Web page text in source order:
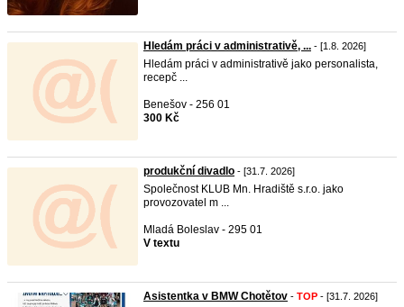
Hledám práci v administrativě, ... - [1.8. 2026]
Hledám práci v administrativě jako personalista,
recepč ...
Benešov - 256 01
300 Kč
produkční divadlo - [31.7. 2026]
Společnost KLUB Mn. Hradiště s.r.o. jako
provozovatel m ...
Mladá Boleslav - 295 01
V textu
Asistentka v BMW Chotětov - TOP - [31.7. 2026]